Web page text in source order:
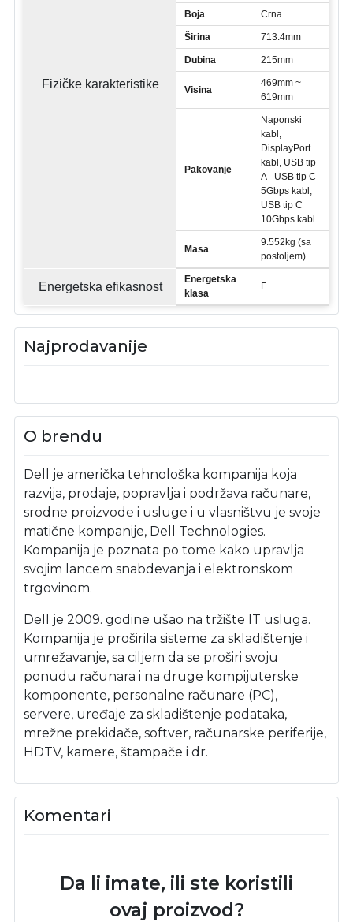
Fizičke karakteristike
Boja Crna
Širina 713.4mm
Dubina 215mm
Visina
469mm ~
619mm
Pakovanje
Naponski
kabl,
DisplayPort
kabl, USB tip
A - USB tip C
5Gbps kabl,
USB tip C
10Gbps kabl
Masa
9.552kg (sa
postoljem)
Energetska efikasnost
Energetska
klasa
F
Najprodavanije
O brendu
Dell je američka tehnološka kompanija koja
razvija, prodaje, popravlja i podržava računare,
srodne proizvode i usluge i u vlasništvu je svoje
matične kompanije, Dell Technologies.
Kompanija je poznata po tome kako upravlja
svojim lancem snabdevanja i elektronskom
trgovinom.
Dell je 2009. godine ušao na tržište IT usluga.
Kompanija je proširila sisteme za skladištenje i
umrežavanje, sa ciljem da se proširi svoju
ponudu računara i na druge kompijuterske
komponente, personalne računare (PC),
servere, uređaje za skladištenje podataka,
mrežne prekidače, softver, računarske periferije,
HDTV, kamere, štampače i dr.
Komentari
Da li imate, ili ste koristili
ovaj proizvod?